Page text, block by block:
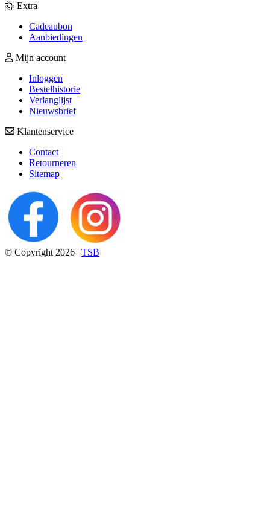
Extra
Cadeaubon
Aanbiedingen
Mijn account
Inloggen
Bestelhistorie
Verlanglijst
Nieuwsbrief
Klantenservice
Contact
Retourneren
Sitemap
© Copyright 2026 | TSB